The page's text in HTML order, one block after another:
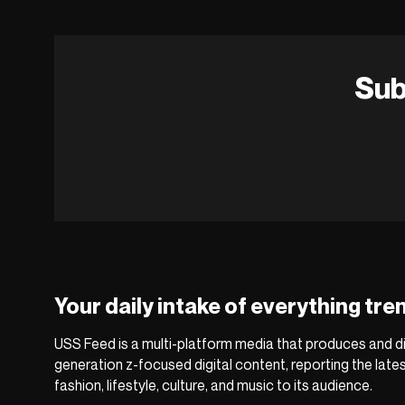
Your daily intake of everything
USS Feed is a multi-platform media that produces and
generation z-focused digital content, reporting the
fashion, lifestyle, culture, and music to its audience.